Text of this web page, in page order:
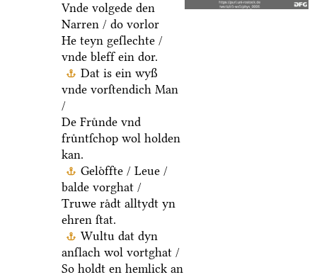
Vnde volgede den
Narren / do vorlor
He teyn geſlechte /
vnde bleff ein dor.
Dat is ein wyß
vnde vorſtendich Man
/
De Fruͤnde vnd
fruͤntſchop wol holden
kan.
Geloͤffte / Leue /
balde vorghat /
Truwe raͤdt alltydt yn
ehren ſtat.
Wultu dat dyn
anſlach wol vortghat /
So holdt en hemlick an